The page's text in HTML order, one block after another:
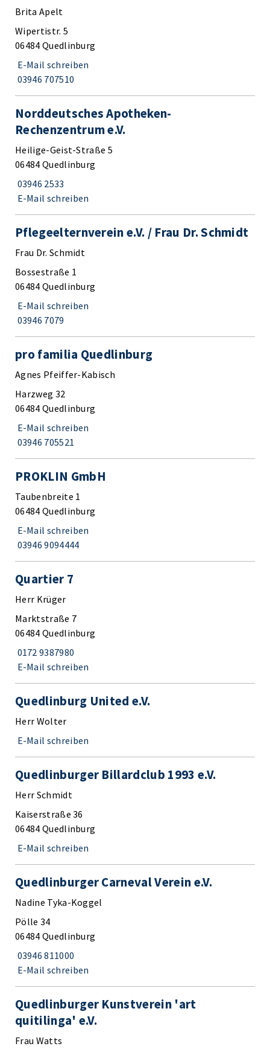
Brita Apelt
Wipertistr. 5
06484 Quedlinburg
E-Mail schreiben
03946 707510
Norddeutsches Apotheken-
Rechenzentrum e.V.
Heilige-Geist-Straße 5
06484 Quedlinburg
03946 2533
E-Mail schreiben
Pflegeelternverein e.V. / Frau Dr. Schmidt
Frau Dr. Schmidt
Bossestraße 1
06484 Quedlinburg
E-Mail schreiben
03946 7079
pro familia Quedlinburg
Agnes Pfeiffer-Kabisch
Harzweg 32
06484 Quedlinburg
E-Mail schreiben
03946 705521
PROKLIN GmbH
Taubenbreite 1
06484 Quedlinburg
E-Mail schreiben
03946 9094444
Quartier 7
Herr Krüger
Marktstraße 7
06484 Quedlinburg
0172 9387980
E-Mail schreiben
Quedlinburg United e.V.
Herr Wolter
E-Mail schreiben
Quedlinburger Billardclub 1993 e.V.
Herr Schmidt
Kaiserstraße 36
06484 Quedlinburg
E-Mail schreiben
Quedlinburger Carneval Verein e.V.
Nadine Tyka-Koggel
Pölle 34
06484 Quedlinburg
03946 811000
E-Mail schreiben
Quedlinburger Kunstverein 'art
quitilinga' e.V.
Frau Watts